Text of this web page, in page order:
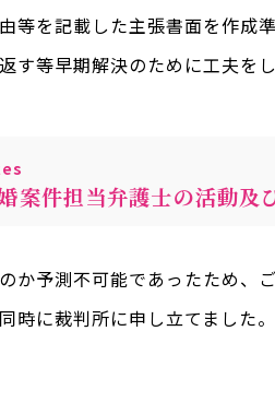
等を記載した主張書面を作成
す等早期解決のために工夫をし
案件担当弁護士の活動及
か予測不可能であったため、
時に裁判所に申し立てました。